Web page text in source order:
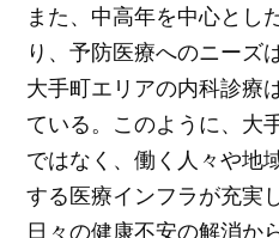
また、中高年を中心とし
り、予防医療へのニーズ
大手町エリアの内科診療
ている。このように、大
ではなく、働く人々や地
する医療インフラが充実
日々の健康不安の解消か